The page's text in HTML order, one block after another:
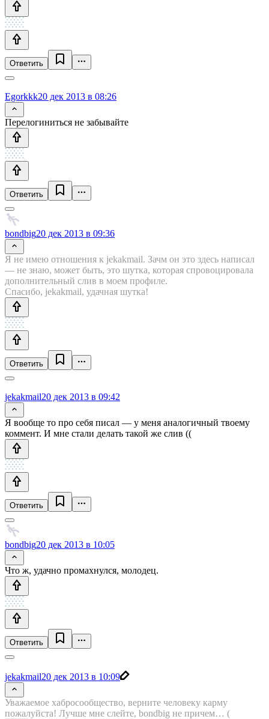
Ответить
Egorkkk20 дек 2013 в 08:26
Перелогиниться не забывайте
Ответить
bondbig20 дек 2013 в 09:36
Я не имею отношения к jekakmail. Зачм он это здесь написал
— не знаю, может быть, это шутка, которая спровоцировала
дополнительный слив в моем профиле.
Спасибо, jekakmail, удачная шутка!
Ответить
jekakmail20 дек 2013 в 09:42
Я вообще то про себя писал — у меня аналогичный твоему
коммент. И мне стали делать такой же слив ((
Ответить
bondbig20 дек 2013 в 10:05
Что ж, удачно промахнулся, молодец.
Ответить
jekakmail20 дек 2013 в 10:09
Уважаемое хабросообщество, верните человеку карму
пожалуйста! Лучше мне слейте, bondbig не причем… (